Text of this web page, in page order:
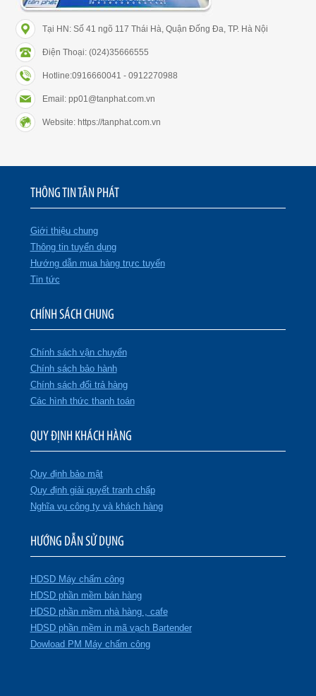
Tại HN: Số 41 ngõ 117 Thái Hà, Quận Đống Đa, TP. Hà Nội
Điện Thoại: (024)35666555
Hotline:0916660041 - 0912270988
Email: pp01@tanphat.com.vn
Website: https://tanphat.com.vn
THÔNG TIN TÂN PHÁT
Giới thiệu chung
Thông tin tuyển dụng
Hướng dẫn mua hàng trực tuyến
Tin tức
CHÍNH SÁCH CHUNG
Chính sách vận chuyển
Chính sách bảo hành
Chính sách đổi trả hàng
Các hình thức thanh toán
QUY ĐỊNH KHÁCH HÀNG
Quy định bảo mật
Quy định giải quyết tranh chấp
Nghĩa vụ công ty và khách hàng
HƯỚNG DẪN SỬ DỤNG
HDSD Máy chấm công
HDSD phần mềm bán hàng
HDSD phần mềm nhà hàng , cafe
HDSD phần mềm in mã vạch Bartender
Dowload PM Máy chấm công